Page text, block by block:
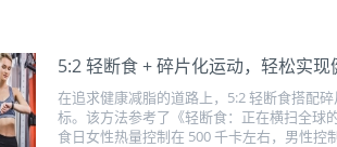
5:2 轻断食 + 碎片化运动，轻松实现
在追求健康减脂的道路上，5:2 轻断食搭配
标。该方法参考了《轻断食：正在横扫全球
食日女性热量控制在 500 千卡左右，男性控